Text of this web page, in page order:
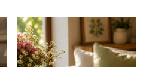
1/3